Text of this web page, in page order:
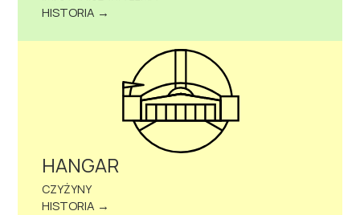
HISTORIA →
HANGAR
CZYŻYNY
HISTORIA →